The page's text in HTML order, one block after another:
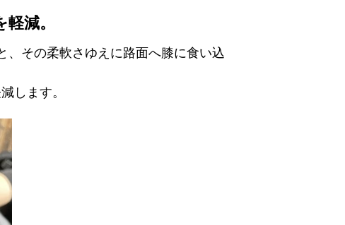
減。
、その柔軟さゆえに路面へ膝に食い込
します。